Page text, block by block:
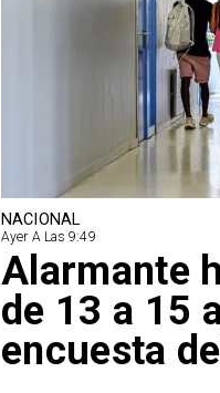
NACIONAL
Ayer A Las 9:49
Alarmante
de 13 a 15
encuesta